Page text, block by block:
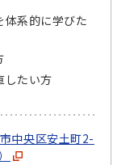
体系的に学びた
したい方
中央区安土町2-